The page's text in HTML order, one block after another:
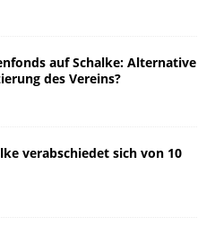
auf Schalke: Alternative
des Vereins?
verabschiedet sich von 10